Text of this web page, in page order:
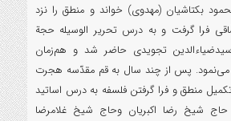
بکتاشیان (مهدوی) خواند و منطق را نزد
فرا گرفت و به درس تحریر الوسیله حجة
سیدضیاءالدین تجویدی حاضر ‌شد و هم‌زمان
می‌نمود. پس از چند سال به قم مقدّسه هجرت
منطق و فرا گرفتن فلسفه به درس اساتید
شیخ رضا اکبریان وحاج شیخ غلامرضا